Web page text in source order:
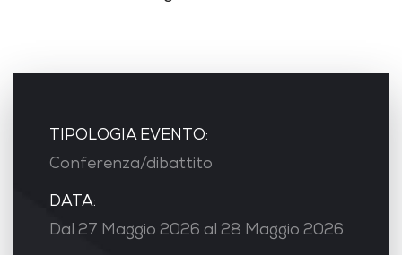
TIPOLOGIA EVENTO:
Conferenza/dibattito
DATA:
Dal 27 Maggio 2026 al 28 Maggio 2026